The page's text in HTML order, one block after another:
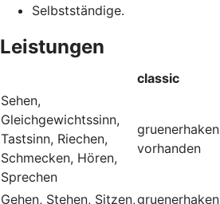
Selbstständige.
Leistungen
classic
Sehen,
Gleichgewichtssinn,
Tastsinn, Riechen,
Schmecken, Hören,
Sprechen
gruenerhaken
vorhanden
Gehen, Stehen, Sitzen,gruenerhaken